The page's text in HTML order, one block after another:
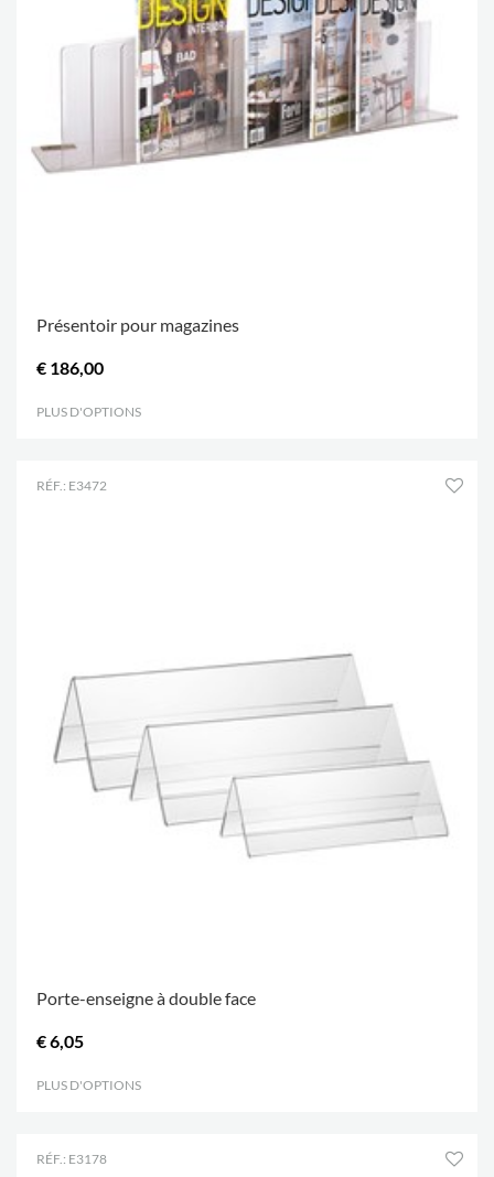
Présentoir pour magazines
€ 186,00
PLUS D'OPTIONS
RÉF.: E3472
Porte-enseigne à double face
€ 6,05
PLUS D'OPTIONS
RÉF.: E3178